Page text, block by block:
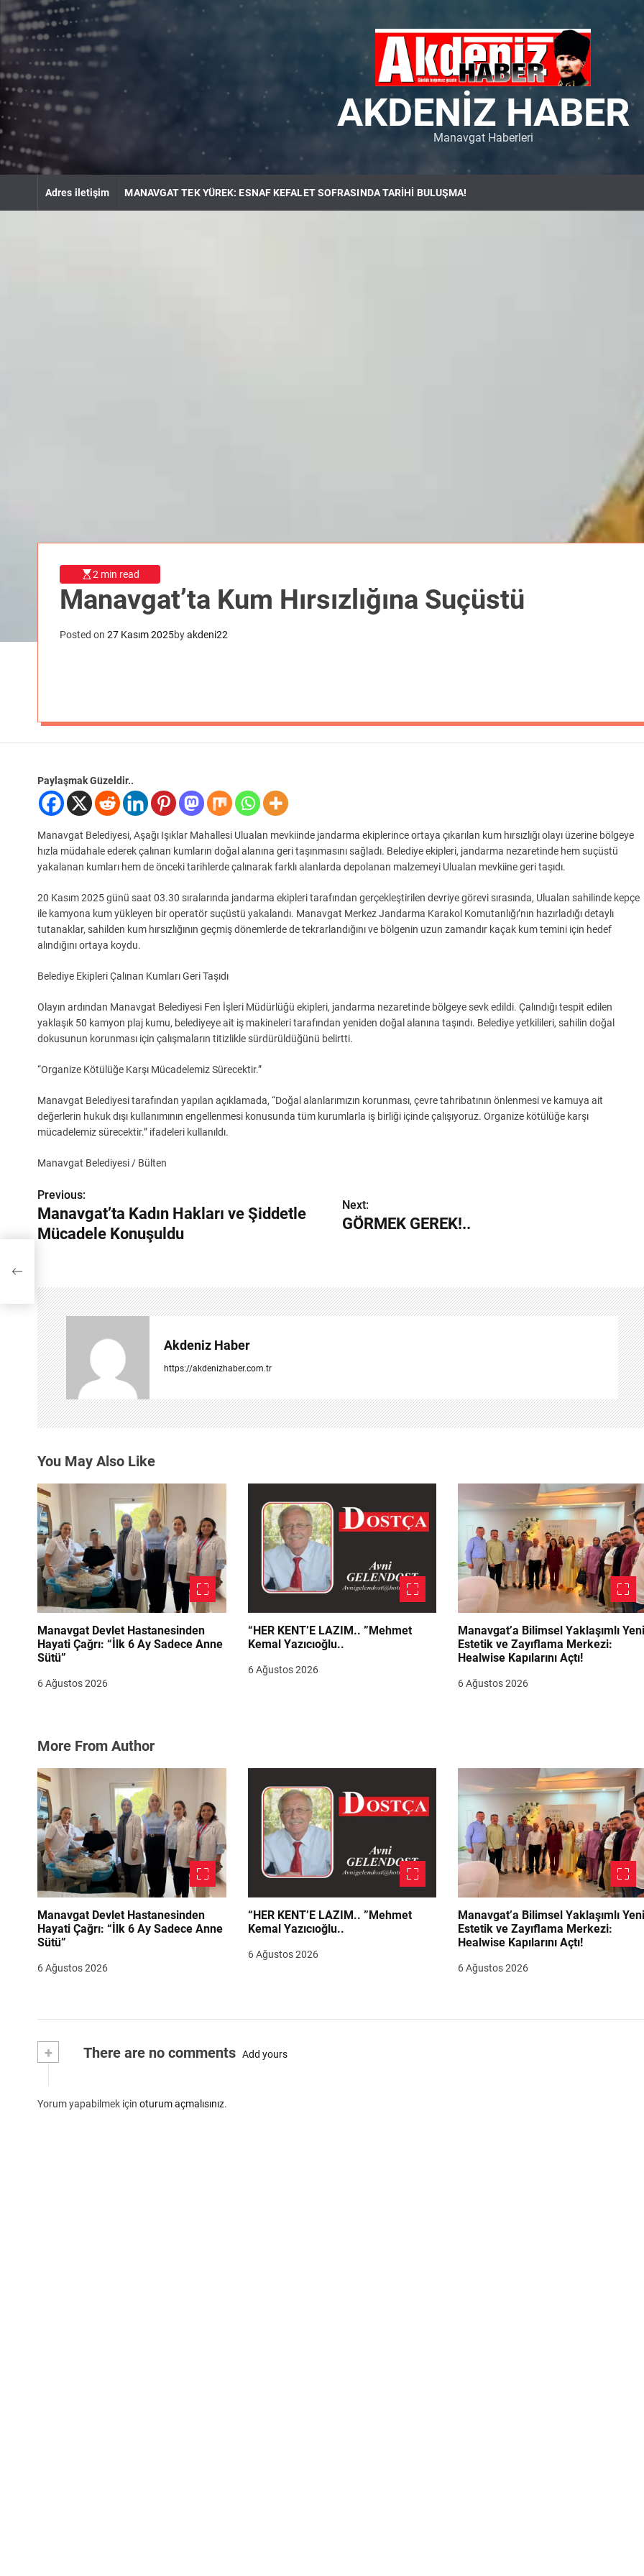
k
t
c
o
n
e
AKDENIZ HABER
Manavgat Haberleri
Adres iletişim MANAVGAT TEK YÜREK: ESNAF KEFALET SOFRASINDA TARİHİ BULUŞMA!
2 min read
Manavgat’ta Kum Hırsızlığına Suçüstü
Posted on 27 Kasım 2025byakdeni22
Paylaşmak Güzeldir..
Manavgat Belediyesi, Aşağı Işıklar Mahallesi Ulualan mevkiinde jandarma ekiplerince ortaya çıkarılan kum hırsızlığı olayı üzerine bölgeye
hızla müdahale ederek çalınan kumların doğal alanına geri taşınmasını sağladı. Belediye ekipleri, jandarma nezaretinde hem suçüstü
yakalanan kumları hem de önceki tarihlerde çalınarak farklı alanlarda depolanan malzemeyi Ulualan mevkiine geri taşıdı.
20 Kasım 2025 günü saat 03.30 sıralarında jandarma ekipleri tarafından gerçekleştirilen devriye görevi sırasında, Ulualan sahilinde kepçe
ile kamyona kum yükleyen bir operatör suçüstü yakalandı. Manavgat Merkez Jandarma Karakol Komutanlığı’nın hazırladığı detaylı
tutanaklar, sahilden kum hırsızlığının geçmiş dönemlerde de tekrarlandığını ve bölgenin uzun zamandır kaçak kum temini için hedef
alındığını ortaya koydu.
Belediye Ekipleri Çalınan Kumları Geri Taşıdı
Olayın ardından Manavgat Belediyesi Fen İşleri Müdürlüğü ekipleri, jandarma nezaretinde bölgeye sevk edildi. Çalındığı tespit edilen
yaklaşık 50 kamyon plaj kumu, belediyeye ait iş makineleri tarafından yeniden doğal alanına taşındı. Belediye yetkilileri, sahilin doğal
dokusunun korunması için çalışmaların titizlikle sürdürüldüğünü belirtti.
“Organize Kötülüğe Karşı Mücadelemiz Sürecektir.”
Manavgat Belediyesi tarafından yapılan açıklamada, “Doğal alanlarımızın korunması, çevre tahribatının önlenmesi ve kamuya ait
değerlerin hukuk dışı kullanımının engellenmesi konusunda tüm kurumlarla iş birliği içinde çalışıyoruz. Organize kötülüğe karşı
mücadelemiz sürecektir.” ifadeleri kullanıldı.
Manavgat Belediyesi / Bülten
Y
a
g
e
z
i
n
e
s
i
Previous:
Manavgat’ta Kadın Hakları ve Şiddetle
Mücadele Konuşuldu
Next:
GÖRMEK GEREK!..
Akdeniz Haber
https://akdenizhaber.com.tr
You May Also Like
Manavgat Devlet Hastanesinden
Hayati Çağrı: “İlk 6 Ay Sadece Anne
Sütü”
6 Ağustos 2026
“HER KENT’E LAZIM.. ”Mehmet
Kemal Yazıcıoğlu..
6 Ağustos 2026
Manavgat’a Bilimsel Yaklaşımlı
Estetik ve Zayıflama Merkezi:
Healwise Kapılarını Açtı!
6 Ağustos 2026
More From Author
Manavgat Devlet Hastanesinden
Hayati Çağrı: “İlk 6 Ay Sadece Anne
Sütü”
6 Ağustos 2026
“HER KENT’E LAZIM.. ”Mehmet
Kemal Yazıcıoğlu..
6 Ağustos 2026
Manavgat’a Bilimsel Yaklaşımlı
Estetik ve Zayıflama Merkezi:
Healwise Kapılarını Açtı!
6 Ağustos 2026
+ There are no comments Add yours
Yorum yapabilmek için oturum açmalısınız.